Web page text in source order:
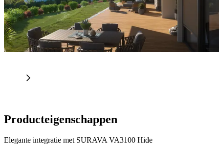
Producteigenschappen
Elegante integratie met SURAVA VA3100 Hide